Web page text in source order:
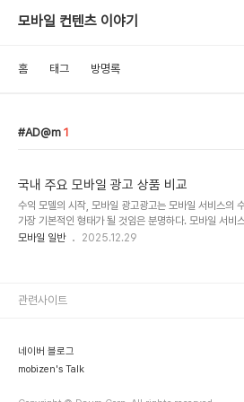
모바일 컨텐츠 이야기
홈 태그 방명록
AD@m 1
국내 주요 모바일 광고 상품 비교
수익 모델의 시작, 모바일 광고광고는 모바일 서비스의
가장 기본적인 형태가 될 것임은 분명하다. 모바일 서비
이 증가하면서 자연스레 모바일 광고 시장도 빠르게 커지
2012년 모바일 광고 시장 규모는 191억 5천만달러이다.
Apps ..
모바일 일반 2025.12.29
네이버 블로그
mobizen's Talk
관련사이트